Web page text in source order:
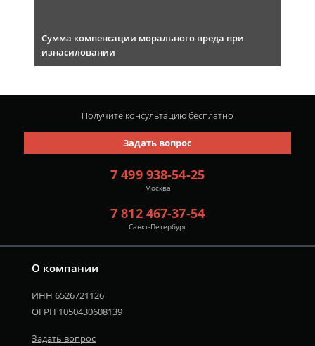
Сумма компенсации морального вреда при
изнасиловании
О компании
ИНН 6526721126
ОГРН 1050430608139
Задать вопрос
7 499 938-54-25
Москва
7 812 467-37-54
Санкт-Петербург
Задать вопрос
Получите консультациюбесплатно